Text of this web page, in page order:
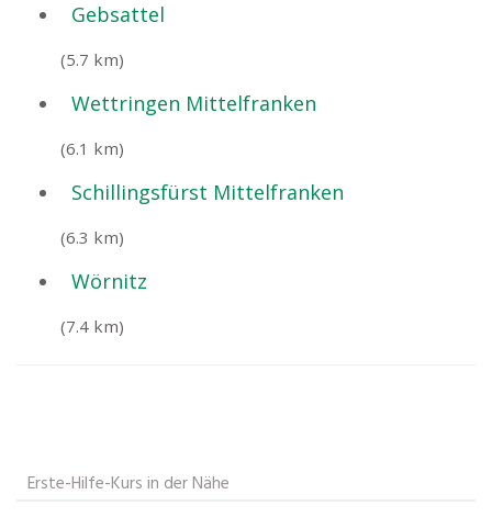
Gebsattel
(5.7 km)
Wettringen Mittelfranken
(6.1 km)
Schillingsfürst Mittelfranken
(6.3 km)
Wörnitz
(7.4 km)
Erste-Hilfe-Kurs in der Nähe